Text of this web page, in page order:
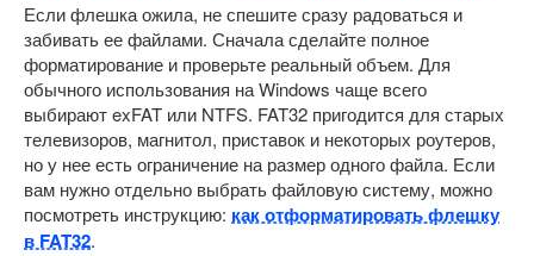
Если флешка ожила, не спешите сразу радоваться и
забивать ее файлами. Сначала сделайте полное
форматирование и проверьте реальный объем. Для
обычного использования на Windows чаще всего
выбирают exFAT или NTFS. FAT32 пригодится для старых
телевизоров, магнитол, приставок и некоторых роутеров,
но у нее есть ограничение на размер одного файла. Если
вам нужно отдельно выбрать файловую систему, можно
посмотреть инструкцию: как отформатировать флешку
в FAT32.